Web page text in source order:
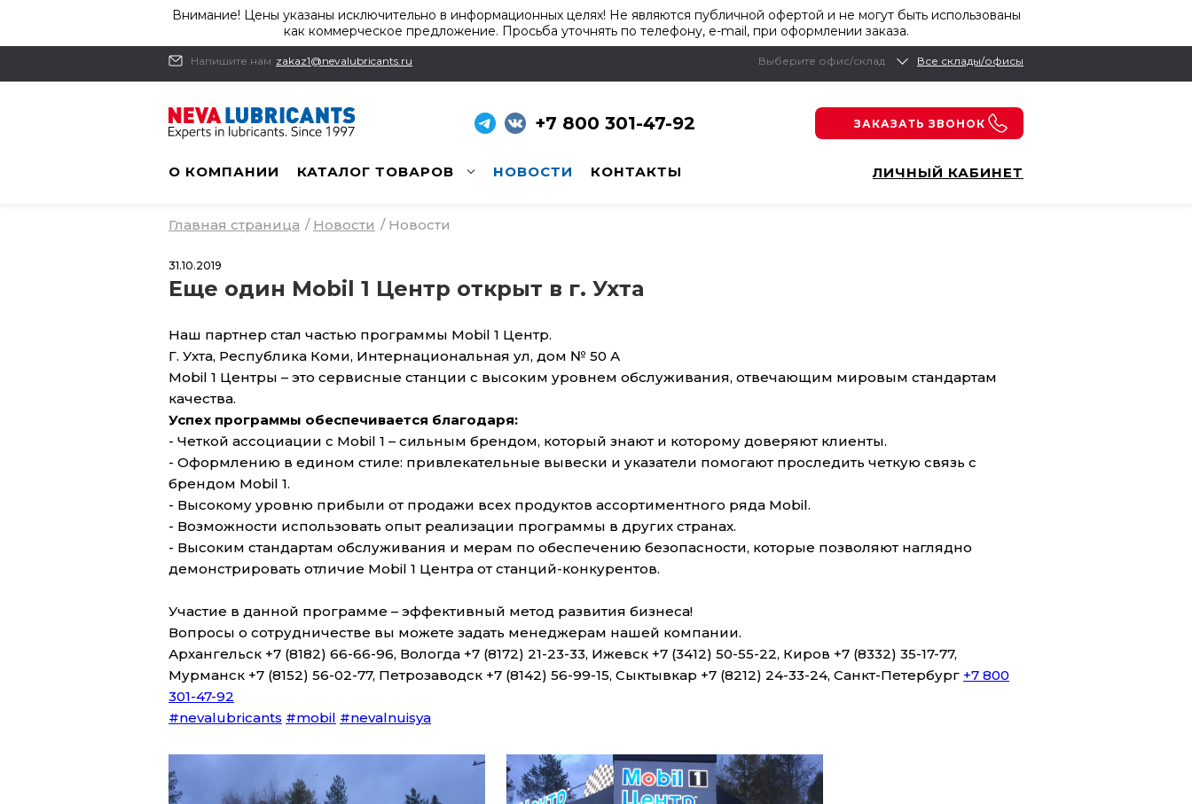
Внимание! Цены указаны исключительно в информационных целях! Не являются публичной офертой и не могут быть использованы
как коммерческое предложение. Просьба уточнять по телефону, e-mail, при оформлении заказа.
Напишите нам zakaz1@nevalubricants.ru Выберите офис/склад Все склады/офисы
+7 800 301-47-92 ЗАКАЗАТЬ ЗВОНОК
О КОМПАНИИ КАТАЛОГ ТОВАРОВ НОВОСТИ КОНТАКТЫ ЛИЧНЫЙ КАБИНЕТ
Главная страница / Новости / Новости
31.10.2019
Еще один Mobil 1 Центр открыт в г. Ухта
Наш партнер стал частью программы Mobil 1 Центр.
Г. Ухта, Республика Коми, Интернациональная ул, дом № 50 А
Mobil 1 Центры – это сервисные станции с высоким уровнем обслуживания, отвечающим мировым стандартам
качества.
Успех программы обеспечивается благодаря:
- Четкой ассоциации с Mobil 1 – сильным брендом, который знают и которому доверяют клиенты.
- Оформлению в едином стиле: привлекательные вывески и указатели помогают проследить четкую связь с
брендом Mobil 1.
- Высокому уровню прибыли от продажи всех продуктов ассортиментного ряда Mobil.
- Возможности использовать опыт реализации программы в других странах.
- Высоким стандартам обслуживания и мерам по обеспечению безопасности, которые позволяют наглядно
демонстрировать отличие Mobil 1 Центра от станций-конкурентов.
Участие в данной программе – эффективный метод развития бизнеса!
Вопросы о сотрудничестве вы можете задать менеджерам нашей компании.
Архангельск +7 (8182) 66-66-96, Вологда +7 (8172) 21-23-33, Ижевск +7 (3412) 50-55-22, Киров +7 (8332) 35-17-77,
Мурманск +7 (8152) 56-02-77, Петрозаводск +7 (8142) 56-99-15, Сыктывкар +7 (8212) 24-33-24, Санкт-Петербург +7 800
301-47-92
#nevalubricants #mobil #nevalnuisya